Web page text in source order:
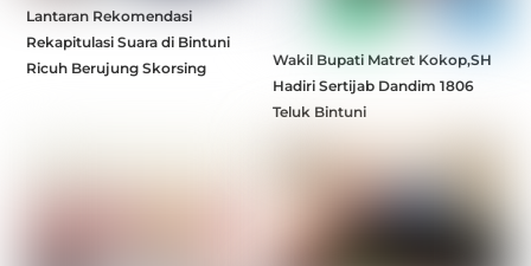
Lantaran Rekomendasi
Rekapitulasi Suara di Bintuni
Ricuh Berujung Skorsing
Wakil Bupati Matret Kokop,SH
Hadiri Sertijab Dandim 1806
Teluk Bintuni